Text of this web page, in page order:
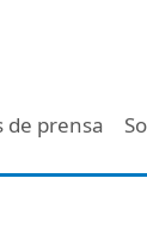
de prensa